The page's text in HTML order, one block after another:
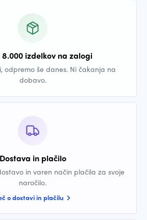
8.000 izdelkov na zalogi
odpremo še danes. Ni čakanja na
dobavo.
Dostava in plačilo
in varen način plačila za svoje
naročilo.
o dostavi in plačilu